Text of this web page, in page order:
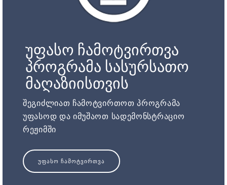
უფასო ჩამოტვირთვა
პროგრამა სასურსათო
მაღაზიისთვის
შეგიძლიათ ჩამოტვირთოთ პროგრამა
უფასოდ და იმუშაოთ სადემონსტრაციო
რეჟიმში
ᲣᲤᲐᲡᲝ ᲩᲐᲛᲝᲢᲕᲘᲠᲗᲕᲐ